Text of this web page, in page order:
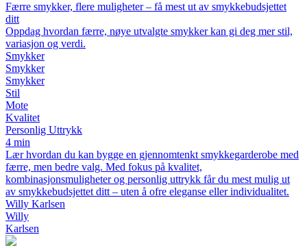
Færre smykker, flere muligheter – få mest ut av smykkebudsjettet
ditt
Oppdag hvordan færre, nøye utvalgte smykker kan gi deg mer stil,
variasjon og verdi.
Smykker
Smykker
Smykker
Stil
Mote
Kvalitet
Personlig Uttrykk
4 min
Lær hvordan du kan bygge en gjennomtenkt smykkegarderobe med
færre, men bedre valg. Med fokus på kvalitet,
kombinasjonsmuligheter og personlig uttrykk får du mest mulig ut
av smykkebudsjettet ditt – uten å ofre eleganse eller individualitet.
Willy Karlsen
Willy
Karlsen